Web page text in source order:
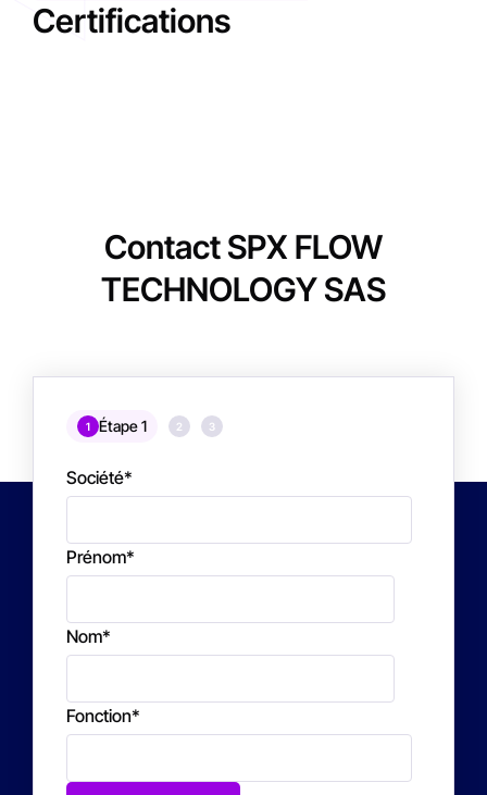
Certifications
Contact SPX FLOW
TECHNOLOGY SAS
1 Étape 1 2 3
Société*
Prénom*
Nom*
Fonction*